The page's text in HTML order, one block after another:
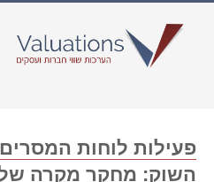
פעילות לוחות
השוק: מחקר מקרה של